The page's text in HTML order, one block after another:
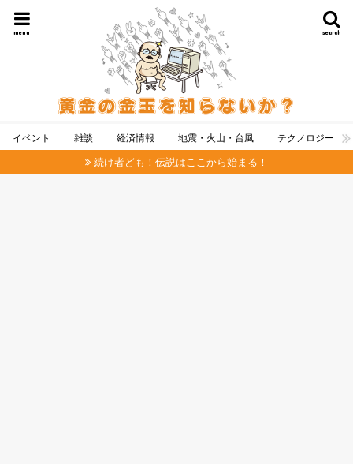
search
menu
イベント 雑談 経済情報 地震・火山・台風 テクノロジー
続け者ども！伝説はここから始まる！